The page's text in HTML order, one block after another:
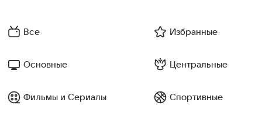
Все Избранные
Основные Центральные
Фильмы и Сериалы Спортивные